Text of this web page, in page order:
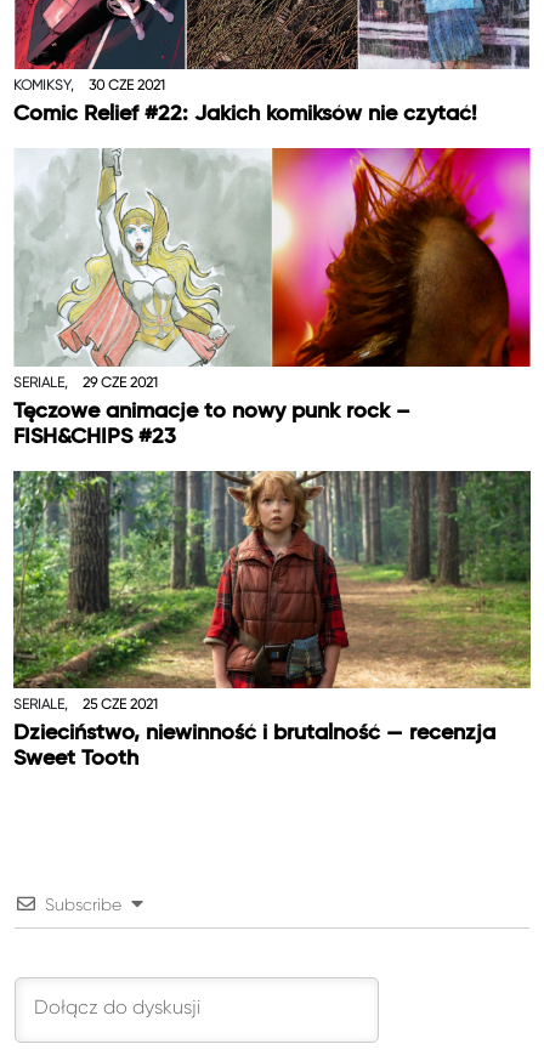
KOMIKSY, 30 CZE 2021
Comic Relief #22: Jakich komiksów nie czytać!
SERIALE, 29 CZE 2021
Tęczowe animacje to nowy punk rock –
FISH&CHIPS #23
SERIALE, 25 CZE 2021
Dzieciństwo, niewinność i brutalność — recenzja
Sweet Tooth
Subscribe